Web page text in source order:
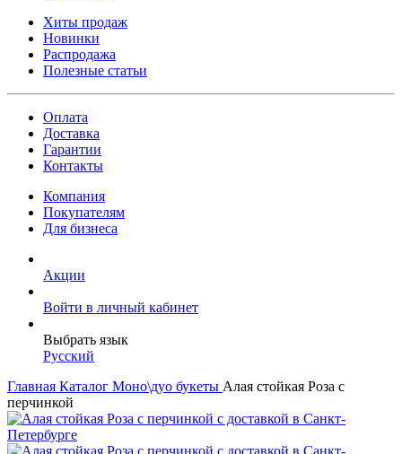
Хиты продаж
Новинки
Распродажа
Полезные статьи
Оплата
Доставка
Гарантии
Контакты
Компания
Покупателям
Для бизнеса
Акции
Войти в личный кабинет
Выбрать язык
Русский
Главная Каталог Моно\дуо букеты Алая стойкая Роза с
перчинкой